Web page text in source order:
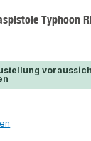
Typhoon